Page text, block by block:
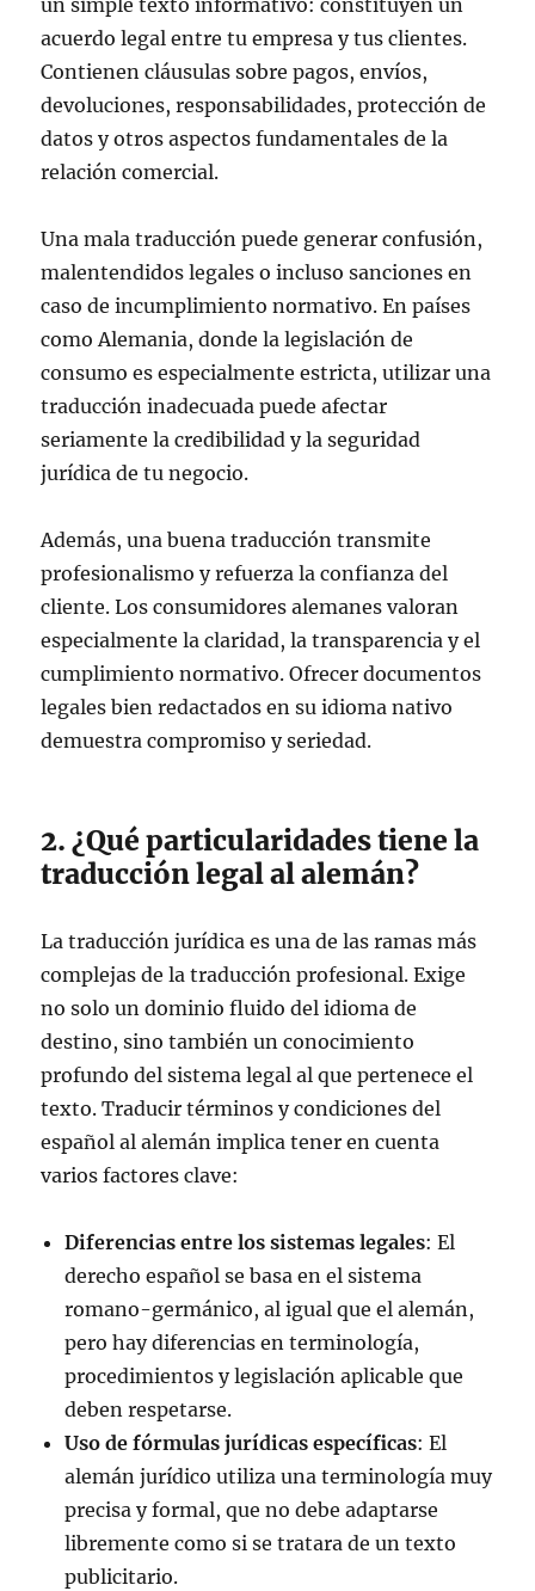
acuerdo legal entre tu empresa y tus clientes.
Contienen cláusulas sobre pagos, envíos,
devoluciones, responsabilidades, protección de
datos y otros aspectos fundamentales de la
relación comercial.
Una mala traducción puede generar confusión,
malentendidos legales o incluso sanciones en
caso de incumplimiento normativo. En países
como Alemania, donde la legislación de
consumo es especialmente estricta, utilizar una
traducción inadecuada puede afectar
seriamente la credibilidad y la seguridad
jurídica de tu negocio.
Además, una buena traducción transmite
profesionalismo y refuerza la confianza del
cliente. Los consumidores alemanes valoran
especialmente la claridad, la transparencia y el
cumplimiento normativo. Ofrecer documentos
legales bien redactados en su idioma nativo
demuestra compromiso y seriedad.
2. ¿Qué particularidades tiene la
traducción legal al alemán?
La traducción jurídica es una de las ramas más
complejas de la traducción profesional. Exige
no solo un dominio fluido del idioma de
destino, sino también un conocimiento
profundo del sistema legal al que pertenece el
texto. Traducir términos y condiciones del
español al alemán implica tener en cuenta
varios factores clave:
Diferencias entre los sistemas legales: El
derecho español se basa en el sistema
romano-germánico, al igual que el alemán,
pero hay diferencias en terminología,
procedimientos y legislación aplicable que
deben respetarse.
Uso de fórmulas jurídicas específicas: El
alemán jurídico utiliza una terminología muy
precisa y formal, que no debe adaptarse
libremente como si se tratara de un texto
publicitario.